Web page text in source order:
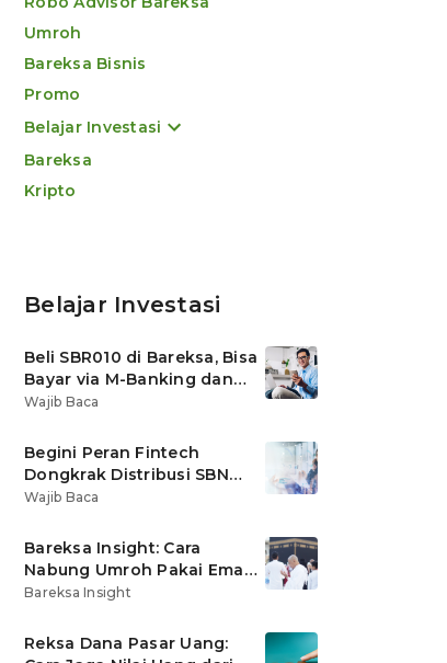
Umroh
Bareksa Bisnis
Promo
Belajar Investasi
Bareksa
Kripto
Belajar Investasi
Beli SBR010 di Bareksa, Bisa
Bayar via M-Banking dan
OVO di Tokopedia
Wajib Baca
Begini Peran Fintech
Dongkrak Distribusi SBN
Ritel
Wajib Baca
Bareksa Insight: Cara
Nabung Umroh Pakai Emas
Digital agar Nilainya
Bareksa Insight
Reksa Dana Pasar Uang: